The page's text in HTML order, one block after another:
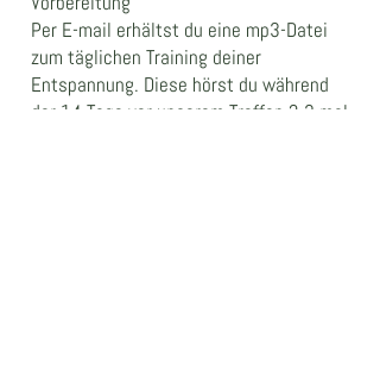
Per E-mail erhältst du eine mp3-Datei
zum täglichen Training deiner
Entspannung. Diese hörst du während
der 14 Tage vor unserem Treffen 2-3 mal